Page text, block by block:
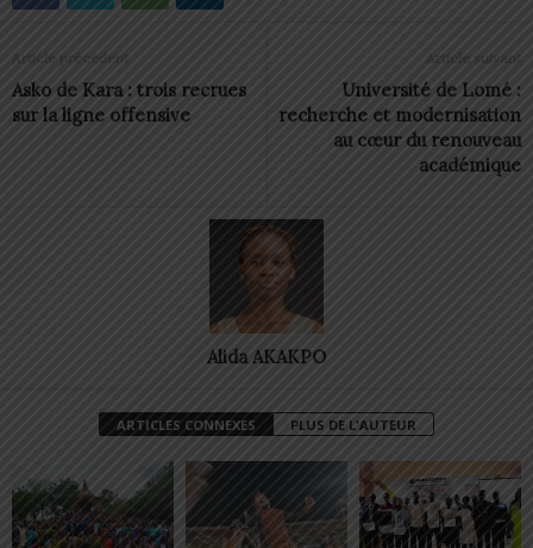
Article précédent
Asko de Kara : trois recrues
sur la ligne offensive
Article suivant
Université de Lomé :
recherche et modernisation
au cœur du renouveau
académique
Alida AKAKPO
ARTICLES CONNEXES PLUS DE L'AUTEUR